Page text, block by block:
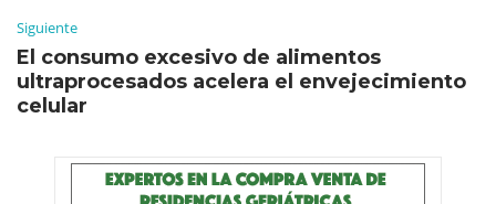
Siguiente
El consumo excesivo de alimentos
ultraprocesados acelera el envejecimiento
celular